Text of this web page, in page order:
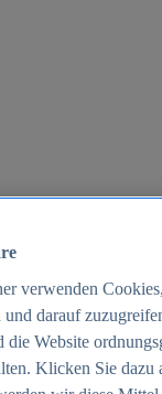
verwenden
darauf
Website
Klicken Sie dazu